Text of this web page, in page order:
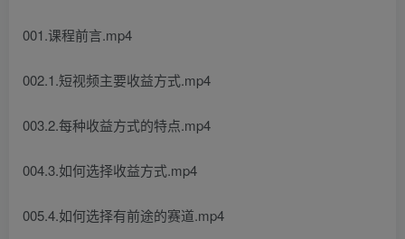
001.课程前言.mp4
002.1.短视频主要收益方式.mp4
003.2.每种收益方式的特点.mp4
004.3.如何选择收益方式.mp4
005.4.如何选择有前途的赛道.mp4